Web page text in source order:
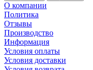
О компании
Политика
Отзывы
Производство
Информация
Условия оплаты
Условия доставки